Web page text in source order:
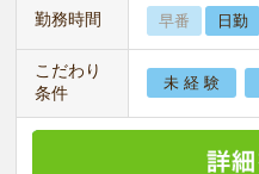
勤務時間 早番 日勤
こだわり
条件
未 経 験